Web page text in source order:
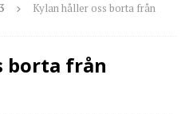
Kylan håller oss borta från
borta från